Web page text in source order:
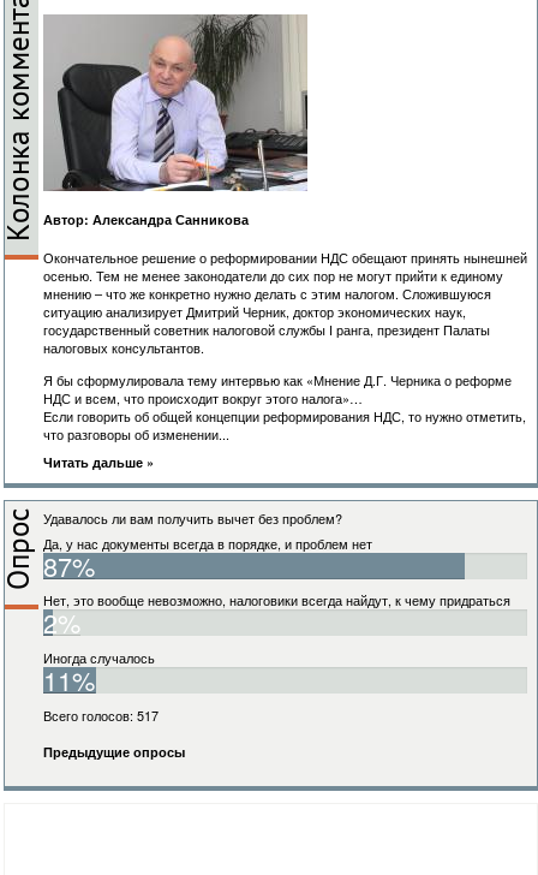
Автор: Александра Санникова
Окончательное решение о реформировании НДС обещают принять нынешней
осенью. Тем не менее законодатели до сих пор не могут прийти к единому
мнению – что же конкретно нужно делать с этим налогом. Сложившуюся
ситуацию анализирует Дмитрий Черник, доктор экономических наук,
государственный советник налоговой службы I ранга, президент Палаты
налоговых консультантов.
Я бы сформулировала тему интервью как «Мнение Д.Г. Черника о реформе
НДС и всем, что происходит вокруг этого налога»…
Если говорить об общей концепции реформирования НДС, то нужно отметить,
что разговоры об изменении...
Читать дальше »
Удавалось ли вам получить вычет без проблем?
Да, у нас документы всегда в порядке, и проблем нет
87%
Нет, это вообще невозможно, налоговики всегда найдут, к чему придраться
2%
Иногда случалось
11%
Всего голосов: 517
Предыдущие опросы